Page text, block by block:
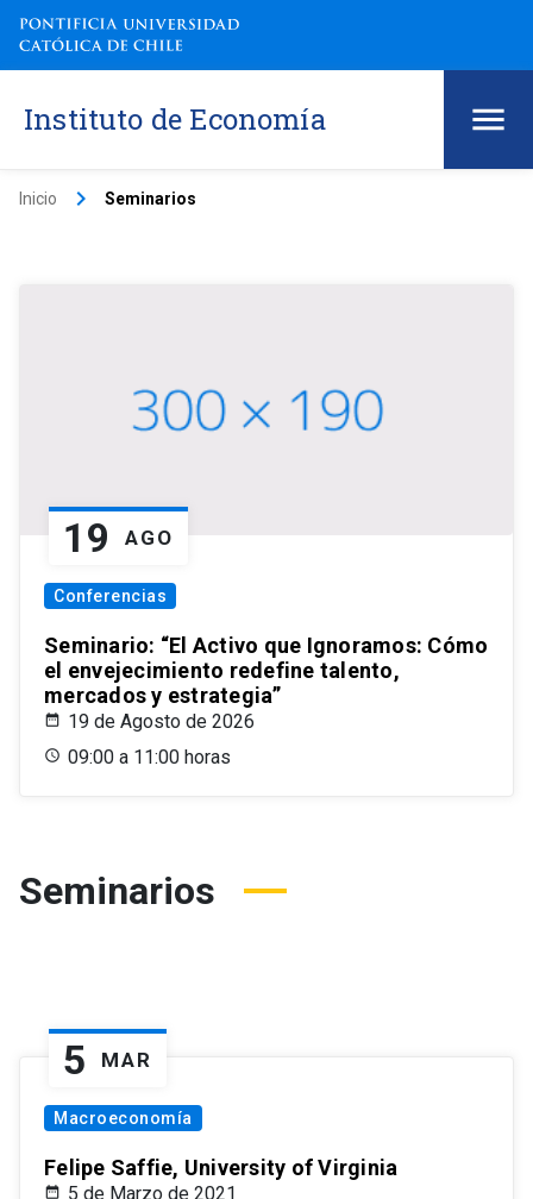
Instituto de Economía
Inicio keyboard_arrow_right Seminarios
19 AGO
Conferencias
Seminario: “El Activo que Ignoramos: Cómo
el envejecimiento redefine talento,
mercados y estrategia”
19 de Agosto de 2026
09:00 a 11:00 horas
Seminarios
5 MAR
Macroeconomía
Felipe Saffie, University of Virginia
5 de Marzo de 2021